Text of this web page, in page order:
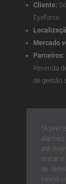
Cliente:
Eyeforce
Mercado
Parceiros:
Revenda
de gestão
"A
até
testar
de
innoVi